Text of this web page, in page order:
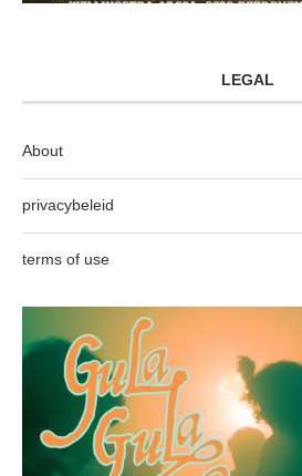
LEGAL
About
privacybeleid
terms of use